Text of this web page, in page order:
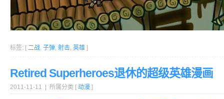
标签: [ 二战, 子弹, 射击, 英雄 ]
Retired Superheroes退休的超级英雄漫画
2011-11-11 | 所属分类 [ 动漫 ]